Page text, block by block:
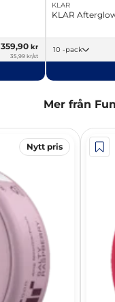
359,90 kr
35,99 kr/st
KLAR
KLAR
10 -pack
Mer från
Nytt pris